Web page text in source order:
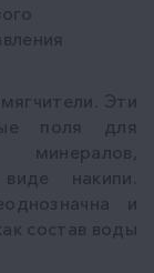
Эти
поля для
минералов,
накипи.
и
состав воды